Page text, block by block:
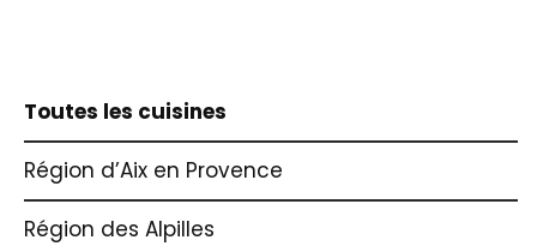
Toutes les cuisines
Région d’Aix en Provence
Région des Alpilles